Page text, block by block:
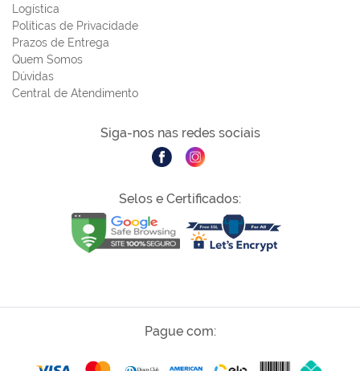
Logística
Políticas de Privacidade
Prazos de Entrega
Quem Somos
Dúvidas
Central de Atendimento
Siga-nos nas redes sociais
Selos e Certificados:
Pague com: